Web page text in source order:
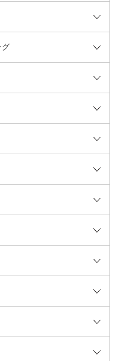
イスクリーム
ンデーション
まつげ
ィソープ・ハンドソープ・石
グ